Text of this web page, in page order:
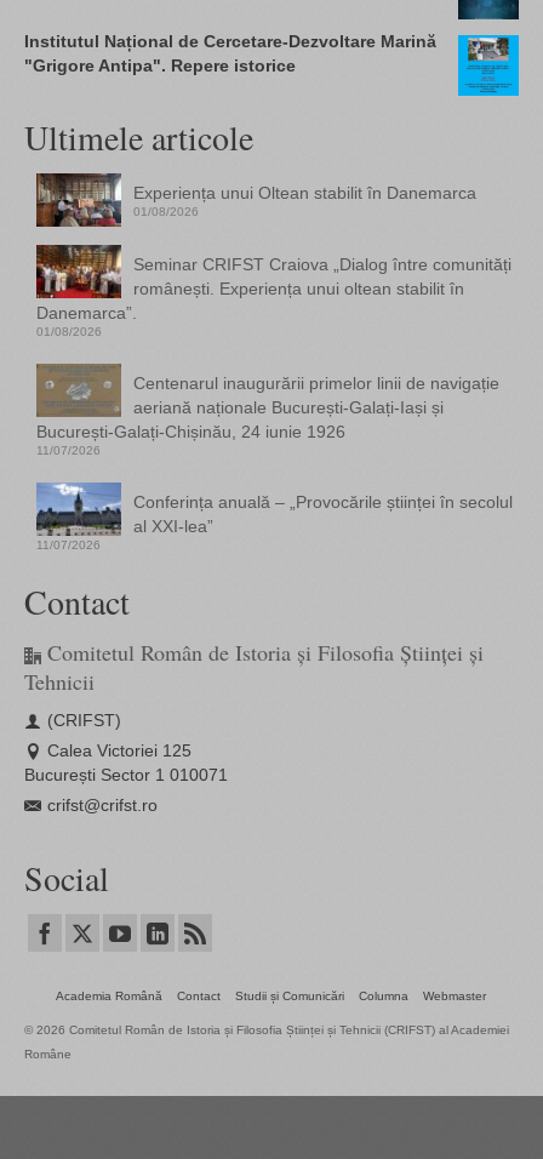
Institutul Național de Cercetare-Dezvoltare Marină
"Grigore Antipa". Repere istorice
Ultimele articole
Experiența unui Oltean stabilit în Danemarca
01/08/2026
Seminar CRIFST Craiova „Dialog între comunități
românești. Experiența unui oltean stabilit în
Danemarca”.
01/08/2026
Centenarul inaugurării primelor linii de navigație
aeriană naționale București-Galați-Iași și
București-Galați-Chișinău, 24 iunie 1926
11/07/2026
Conferința anuală – „Provocările științei în secolul
al XXI-lea”
11/07/2026
Contact
Comitetul Român de Istoria și Filosofia Științei și
Tehnicii
(CRIFST)
Calea Victoriei 125
București Sector 1 010071
crifst@crifst.ro
Social
Academia Română Contact Studii și Comunicări Columna Webmaster
© 2026 Comitetul Român de Istoria și Filosofia Științei și Tehnicii (CRIFST) al Academiei
Române